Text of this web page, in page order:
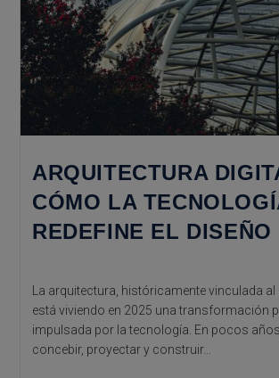
ARQUITECTURA
CÓMO LA
REDEFINE EL DISEÑO
La arquitectura, históricamente vinculada al
está viviendo en 2025 una transformación
impulsada por la tecnología. En pocos
concebir, proyectar y construir…